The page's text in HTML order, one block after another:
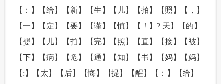
【：】【给】【新】【生】【儿】【拍】【照】【，】
【一】【定】【要】【谨】【慎】【！】? 天】【的】
【婴】【儿】【拍】【完】【照】【直】【接】【被】
【下】【病】【危】【通】【知】【书】【妈】【妈】
【:】【太】【后】【悔】【提】【醒】【：】【给】